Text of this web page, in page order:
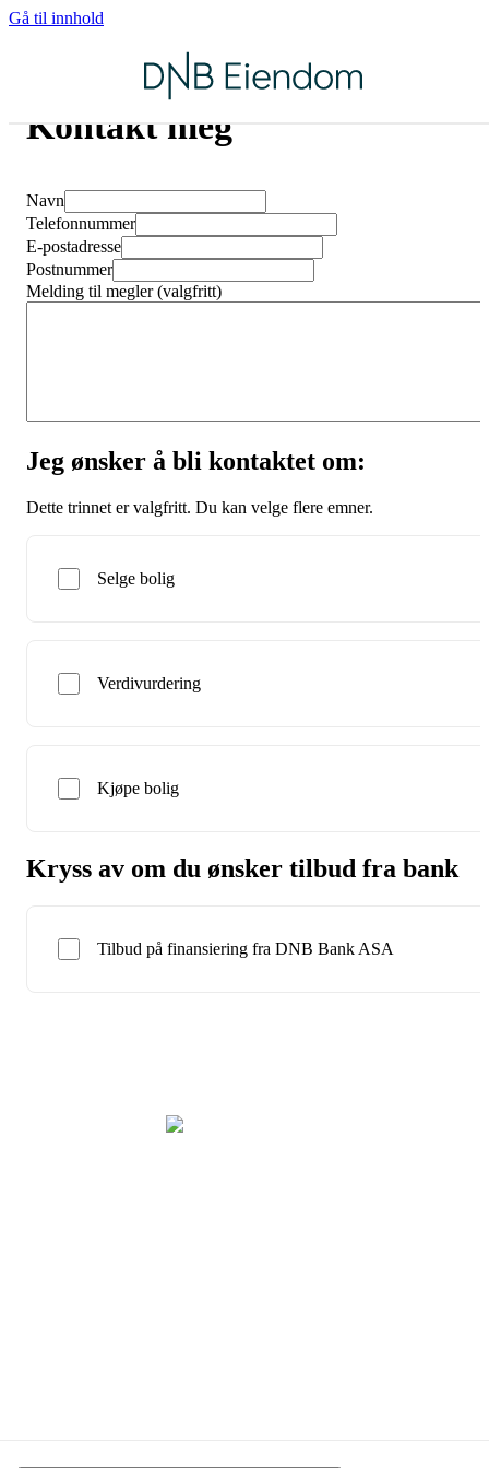
Gå til innhold
Kontakt meg
Navn
Telefonnummer
E-postadresse
Postnummer
Melding til megler (valgfritt)
Jeg ønsker å bli kontaktet om:
Dette trinnet er valgfritt. Du kan velge flere emner.
Selge bolig
Verdivurdering
Kjøpe bolig
Kryss av om du ønsker tilbud fra bank
Tilbud på finansiering fra DNB Bank ASA